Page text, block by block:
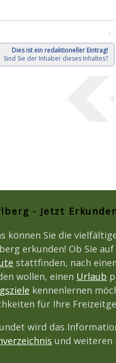
C
Dies ist ein redaktioneller Eintrag!
Sind Sie der Inhaber dieses Inhaltes?
- Jetzt
können Sie die
erkunden! Ob Sie
stattfinden, nach
wollen, einen Urlaub
kennenlernen
für Ihre
wird das
und